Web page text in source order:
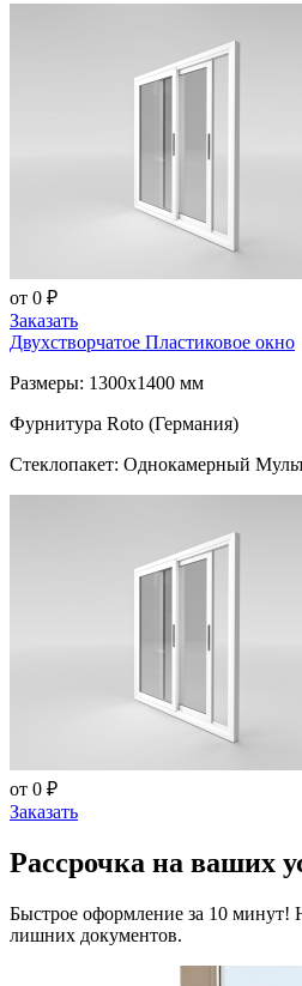
от 0 ₽
Заказать
Двухстворчатое Пластиковое окно
Размеры: 1300x1400 мм
Фурнитура Roto (Германия)
Стеклопакет: Однокамерный
от 0 ₽
Заказать
Рассрочка на ваших
Быстрое оформление за 10 минут!
лишних документов.